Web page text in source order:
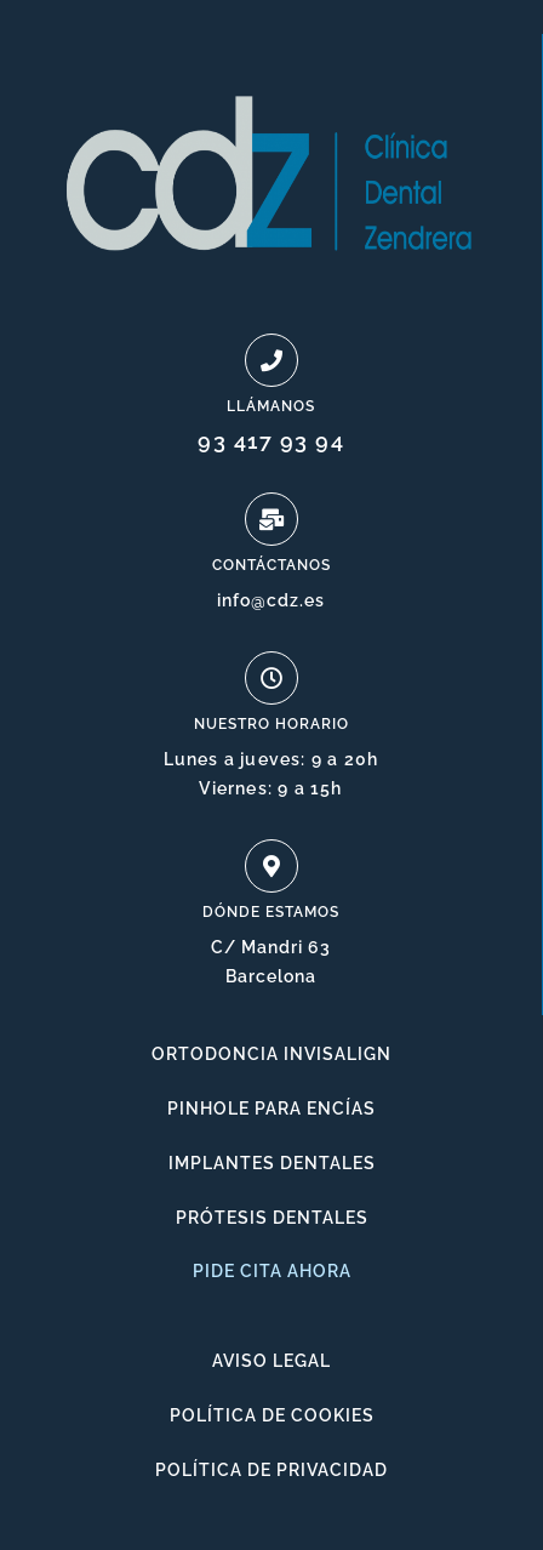
LLÁMANOS
93 417 93 94
CONTÁCTANOS
info@cdz.es
NUESTRO HORARIO
Lunes a jueves: 9 a 20h
Viernes: 9 a 15h
DÓNDE ESTAMOS
C/ Mandri 63
Barcelona
ORTODONCIA INVISALIGN
PINHOLE PARA ENCÍAS
IMPLANTES DENTALES
PRÓTESIS DENTALES
PIDE CITA AHORA
AVISO LEGAL
POLÍTICA DE COOKIES
POLÍTICA DE PRIVACIDAD